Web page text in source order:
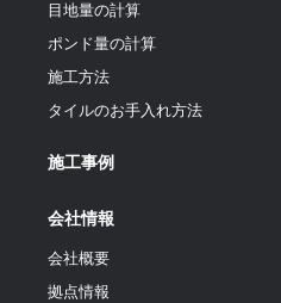
目地量の計算
ポンド量の計算
施工方法
タイルのお手入れ方法
施工事例
会社情報
会社概要
拠点情報